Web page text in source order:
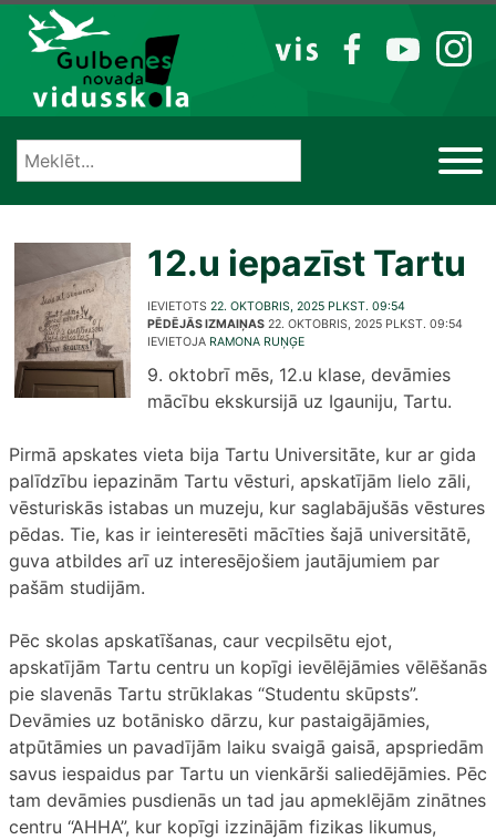
Izlaist
VIS
FB YT IG
12.u iepazīst Tartu
IEVIETOTS 22. OKTOBRIS, 2025 PLKST. 09:54
PĒDĒJĀS IZMAIŅAS 22. OKTOBRIS, 2025 PLKST. 09:54
IEVIETOJA RAMONA RUŅĢE
9. oktobrī mēs, 12.u klase, devāmies
mācību ekskursijā uz Igauniju, Tartu.
Pirmā apskates vieta bija Tartu Universitāte, kur ar gida
palīdzību iepazinām Tartu vēsturi, apskatījām lielo zāli,
vēsturiskās istabas un muzeju, kur saglabājušās vēstures
pēdas. Tie, kas ir ieinteresēti mācīties šajā universitātē,
guva atbildes arī uz interesējošiem jautājumiem par
pašām studijām.
Pēc skolas apskatīšanas, caur vecpilsētu ejot,
apskatījām Tartu centru un kopīgi ievēlējāmies vēlēšanās
pie slavenās Tartu strūklakas “Studentu skūpsts”.
Devāmies uz botānisko dārzu, kur pastaigājāmies,
atpūtāmies un pavadījām laiku svaigā gaisā, apspriedām
savus iespaidus par Tartu un vienkārši saliedējāmies. Pēc
tam devāmies pusdienās un tad jau apmeklējām zinātnes
centru “AHHA”, kur kopīgi izzinājām fizikas likumus,